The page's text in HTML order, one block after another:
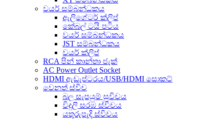
වයර් සම්බන්ධකය
ඇලිගේටර් ක්ලිප්
කේබල් ටයි පටිය
වයර් සම්බන්ධකය
JST සම්බන්ධකය
වයර් ක්ලිප්
RCA පින් කාන්තා ජැක්
AC Power Outlet Socket
HDMI ඇඩැප්ටරය/USB/HDMI සොකට්
වෙනත් ස්විච
බල සැපයුම් සුවිචය
විදුලි සරඹ ස්විචය
යතුරුපැදි ස්විචය